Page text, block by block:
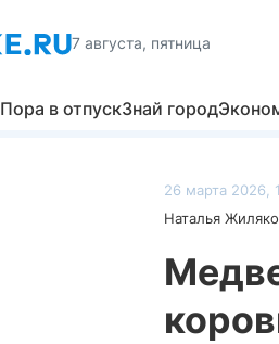
7 августа, пятница
Пора в отпускЗнай город
26 марта 2026,
Наталья